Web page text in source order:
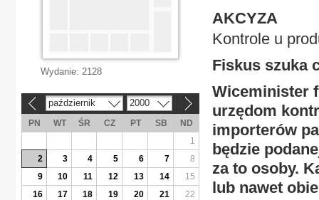
AKCYZA
Kontrole u
Fiskus szuka
Wiceminister
urzędom
importerów
będzie
za to osoby.
lub nawet
Wydanie: 2128
październik 2000
PN WT ŚR CZ PT SB
ND
1
2
3 4 5 6 7
8
9
10 11 12 13 14
15
16
17 18 19 20 21
22